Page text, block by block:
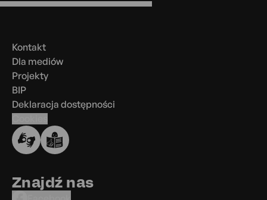
Menu
Kontakt
Dla mediów
Projekty
BIP
Deklaracja dostępności
Znajdź nas